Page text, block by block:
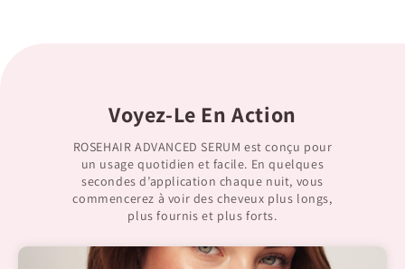
Voyez-Le En Action
ROSEHAIR ADVANCED SERUM est conçu pour
un usage quotidien et facile. En quelques
secondes d’application chaque nuit, vous
commencerez à voir des cheveux plus longs,
plus fournis et plus forts.